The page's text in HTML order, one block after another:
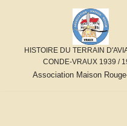
HISTOIRE DU TERRAIN
CONDE-VRAUX 1939 /
Association Maison